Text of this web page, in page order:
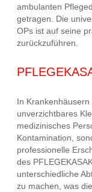
ambulanten
getragen. Die
OPs ist auf seine
zurückzuführen.
In Krankenhäusern
unverzichtbares
medizinisches
Kontamination,
professionelle
des
unterschiedliche
zu machen, was